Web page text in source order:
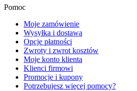
Pomoc
Moje zamówienie
Wysyłka i dostawa
Opcje płatności
Zwroty i zwrot kosztów
Moje konto klienta
Klienci firmowi
Promocje i kupony
Potrzebujesz więcej pomocy?